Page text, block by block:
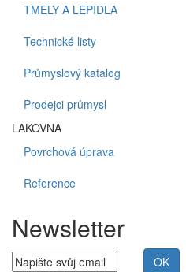
TMELY A LEPIDLA
Technické listy
Průmyslový katalog
Prodejci průmysl
LAKOVNA
Povrchová úprava
Reference
Newsletter